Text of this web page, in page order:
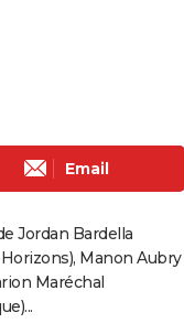
Email
Jordan Bardella
Manon Aubry
Maréchal